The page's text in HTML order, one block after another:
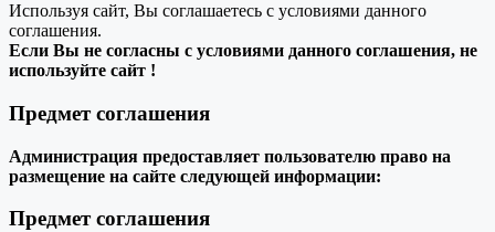
Используя сайт, Вы соглашаетесь с условиями данного
соглашения.
Если Вы не согласны с условиями данного соглашения, не
используйте сайт !
Предмет соглашения
Администрация предоставляет пользователю право на
размещение на сайте следующей информации:
Предмет соглашения